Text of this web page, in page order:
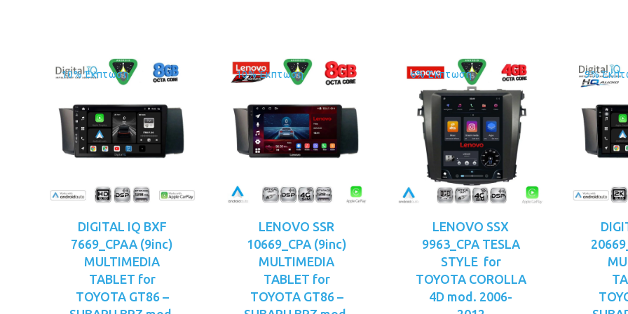
10% Έκπτωση
DIGITAL IQ BXF
7669_CPAA (9inc)
MULTIMEDIA
TABLET for
TOYOTA GT86 –
10% Έκπτωση
LENOVO SSR
10669_CPA (9inc)
MULTIMEDIA
TABLET for
TOYOTA GT86 –
6% Έκπτωση
LENOVO SSX
9963_CPA TESLA
STYLE for
TOYOTA COROLLA
4D mod. 2006-
9%